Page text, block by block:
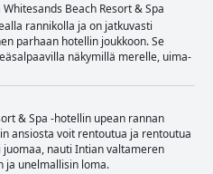
Whitesands Beach Resort & Spa
rannikolla ja on jatkuvasti
parhaan hotellin joukkoon. Se
näkymillä merelle, uima-
& Spa -hotellin upean rannan
ansiosta voit rentoutua ja rentoutua
nauti Intian valtameren
ja unelmallisin loma.